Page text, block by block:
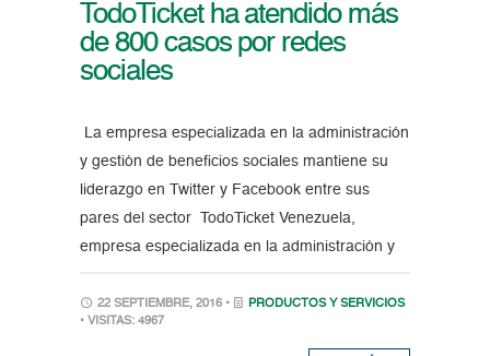
TodoTicket ha atendido más
de 800 casos por redes
sociales
La empresa especializada en la administración
y gestión de beneficios sociales mantiene su
liderazgo en Twitter y Facebook entre sus
pares del sector TodoTicket Venezuela,
empresa especializada en la administración y
22 SEPTIEMBRE, 2016 •
PRODUCTOS Y SERVICIOS
• VISITAS: 4967